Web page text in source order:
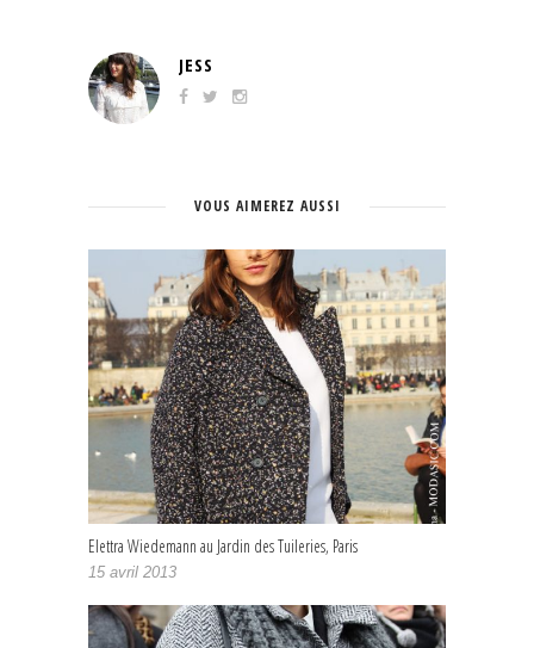
JESS
VOUS AIMEREZ AUSSI
Elettra Wiedemann au Jardin des Tuileries, Paris
15 avril 2013